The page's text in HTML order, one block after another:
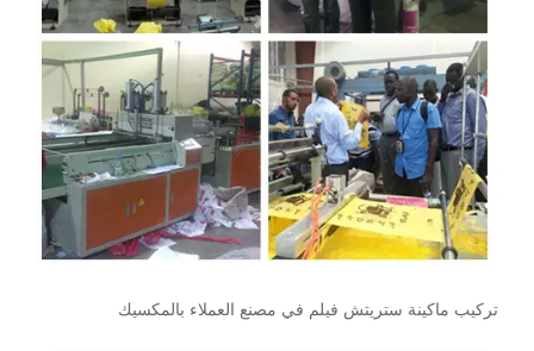
تركيب ماكينة ستريتش فيلم في مصنع العملاء بالمكسيك